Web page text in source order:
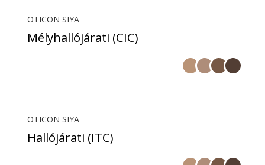
OTICON SIYA
Mélyhallójárati (CIC)
OTICON SIYA
Hallójárati (ITC)